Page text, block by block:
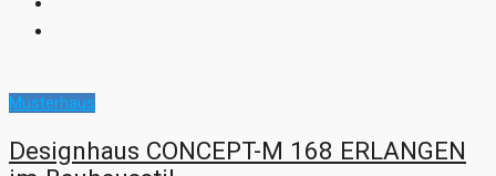
Musterhaus
Designhaus CONCEPT-M 168 ERLANGEN